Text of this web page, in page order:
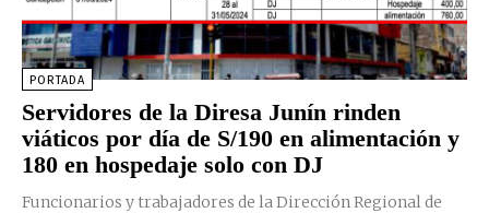
PORTADA
Servidores de la Diresa Junín rinden
viáticos por día de S/190 en alimentación y
180 en hospedaje solo con DJ
Funcionarios y trabajadores de la Dirección Regional de